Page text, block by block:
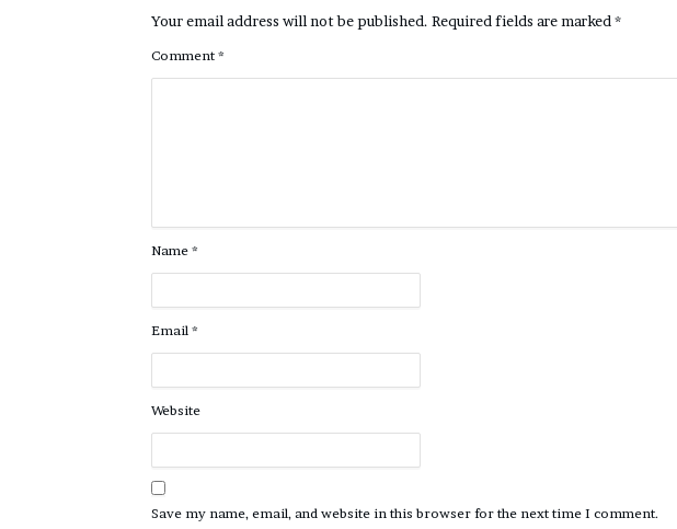
Your email address will not be published. Required fields are marked *
Comment *
Name *
Email *
Website
Save my name, email, and website in this browser for the next time I comment.